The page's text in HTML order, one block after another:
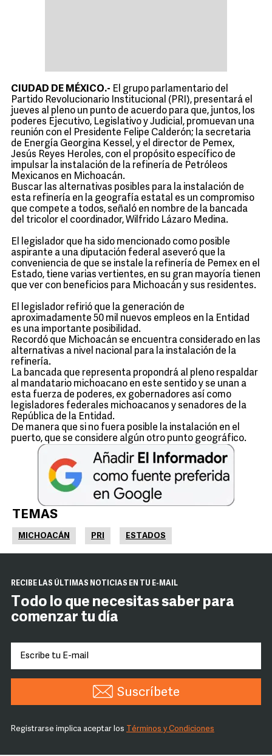
CIUDAD DE MÉXICO.- El grupo parlamentario del
Partido Revolucionario Institucional (PRI), presentará el
jueves al pleno un punto de acuerdo para que, juntos, los
poderes Ejecutivo, Legislativo y Judicial, promuevan una
reunión con el Presidente Felipe Calderón; la secretaria
de Energía Georgina Kessel, y el director de Pemex,
Jesús Reyes Heroles, con el propósito específico de
impulsar la instalación de la refinería de Petróleos
Mexicanos en Michoacán.
Buscar las alternativas posibles para la instalación de
esta refinería en la geografía estatal es un compromiso
que compete a todos, señaló en nombre de la bancada
del tricolor el coordinador, Wilfrido Lázaro Medina.
El legislador que ha sido mencionado como posible
aspirante a una diputación federal aseveró que la
conveniencia de que se instale la refinería de Pemex en el
Estado, tiene varias vertientes, en su gran mayoría tienen
que ver con beneficios para Michoacán y sus residentes.
El legislador refirió que la generación de
aproximadamente 50 mil nuevos empleos en la Entidad
es una importante posibilidad.
Recordó que Michoacán se encuentra considerado en las
alternativas a nivel nacional para la instalación de la
refinería.
La bancada que representa propondrá al pleno respaldar
al mandatario michoacano en este sentido y se unan a
esta fuerza de poderes, ex gobernadores así como
legisladores federales michoacanos y senadores de la
República de la Entidad.
De manera que si no fuera posible la instalación en el
puerto, que se considere algún otro punto geográfico.
TEMAS
MICHOACÁN PRI ESTADOS
RECIBE LAS ÚLTIMAS NOTICIAS EN TU E-MAIL
Todo lo que necesitas saber para
comenzar tu día
Suscríbete
Registrarse implica aceptar los Términos y Condiciones